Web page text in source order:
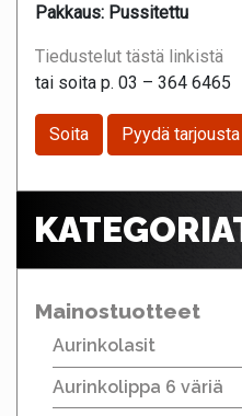
Pakkaus: Pussitettu
Tiedustelut tästä linkistä
tai soita p. 03 – 364 6465
Soita Pyydä tarjousta
Mainostuotteet
Aurinkolasit
Aurinkolippa 6 väriä